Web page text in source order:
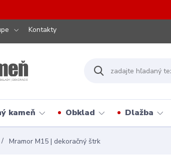
Kontakty
kameň Obklad Dlažba
Mramor M15 | dekoračný štrk